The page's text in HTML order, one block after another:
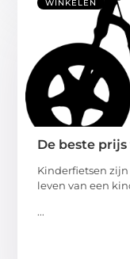
WINKELEN
De beste
Kinderfietsen
leven van een
...